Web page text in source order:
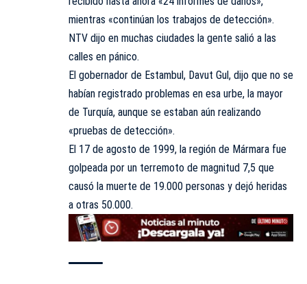
mientras «continúan los trabajos de detección».
NTV dijo en muchas ciudades la gente salió a las
calles en pánico.
El gobernador de Estambul, Davut Gul, dijo que no se
habían registrado problemas en esa urbe, la mayor
de Turquía, aunque se estaban aún realizando
«pruebas de detección».
El 17 de agosto de 1999, la región de Mármara fue
golpeada por un terremoto de magnitud 7,5 que
causó la muerte de 19.000 personas y dejó heridas
a otras 50.000.